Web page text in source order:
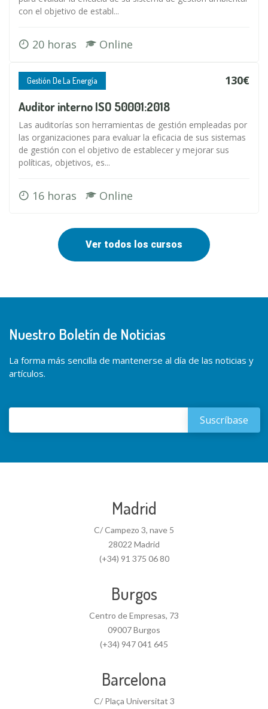
con el objetivo de establ...
20 horas Online
Gestión De La Energía 130€
Auditor interno ISO 50001:2018
Las auditorías son herramientas de gestión empleadas por
las organizaciones para evaluar la eficacia de sus sistemas
de gestión con el objetivo de establecer y mejorar sus
políticas, objetivos, es...
16 horas Online
Ver todos los cursos
Nuestro Boletín de Noticias
La forma más sencilla de mantenerse al día de las noticias y
artículos.
Madrid
C/ Campezo 3, nave 5
28022 Madrid
(+34) 91 375 06 80
Burgos
Centro de Empresas, 73
09007 Burgos
(+34) 947 041 645
Barcelona
C/ Plaça Universitat 3